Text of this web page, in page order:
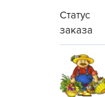
Статус
заказа